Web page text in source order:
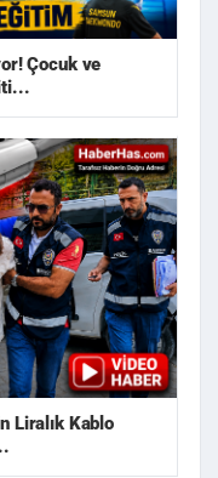
Çocuk ve
Liralık Kablo